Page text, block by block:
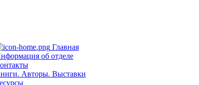
Главная
об отделе
Авторы. Выставки